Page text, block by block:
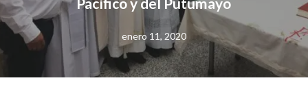
enero 11, 2020